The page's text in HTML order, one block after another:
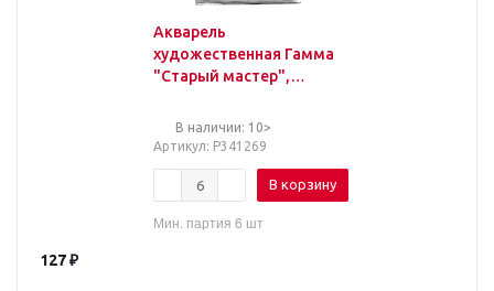
Акварель
художественная Гамма
"Старый мастер",
2,6мл, кювета
В наличии: 10>
Артикул: Р341269
В корзину
Мин. партия 6 шт
127₽